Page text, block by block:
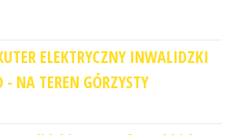
ELEKTRYCZNY INWALIDZKI
- NA TEREN GÓRZYSTY